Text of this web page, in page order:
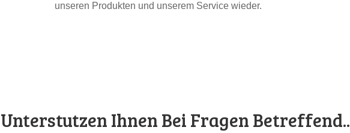
unseren Produkten und unserem Service wieder.
Ihnen Bei Fragen Betreffend..